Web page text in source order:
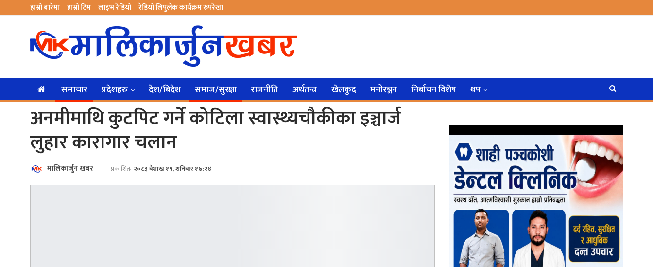
हाम्रो बारेमा हाम्रो टिम लाइभ रेडियो रेडियो लिपुलेक कार्यक्रम रुपरेखा
समाचार प्रदेशहरु देश/बिदेश समाज/सुरक्षा राजनीति अर्थतन्त्र खेलकुद मनोरञ्जन निर्बाचन विशेष थप
अनमीमाथि कुटपिट गर्ने कोटिला स्वास्थ्यचौकीका इञ्चार्ज
लुहार कारागार चलान
मालिकार्जुन खबर प्रकाशितः २०८३ बैशाख १९, शनिबार १७:२४